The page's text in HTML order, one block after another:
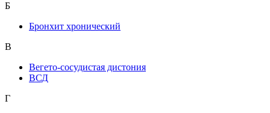
Б
Бронхит хронический
В
Вегето-сосудистая дистония
ВСД
Г